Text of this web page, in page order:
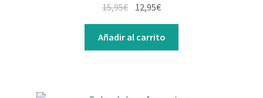
15,95€ 12,95€
Añadir al carrito